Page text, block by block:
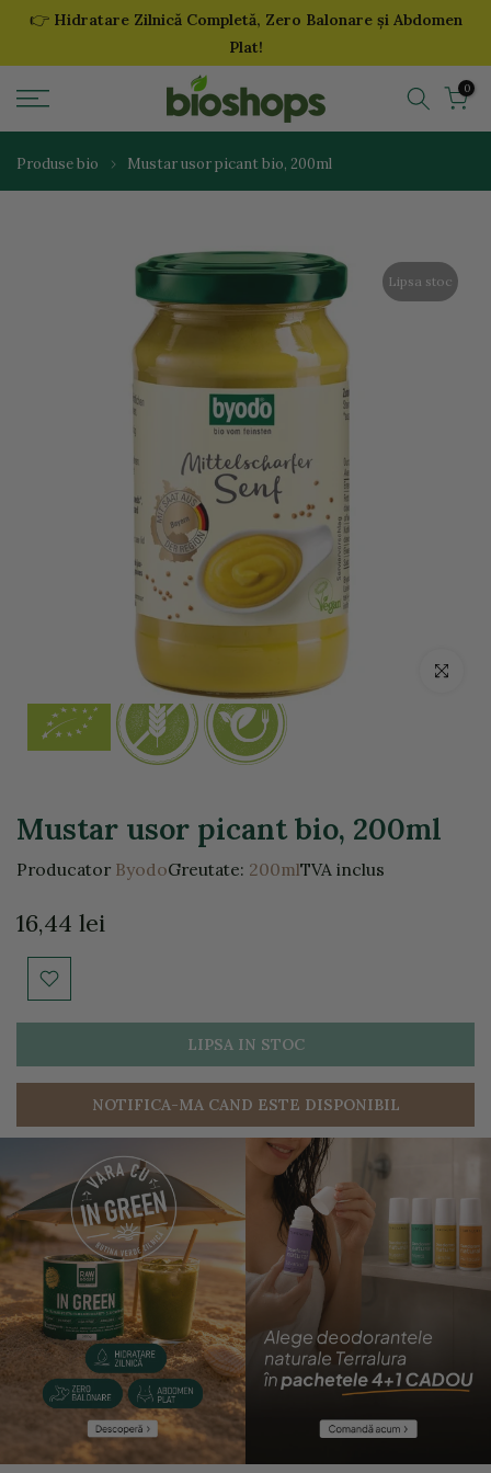
Sari
👉 Hidratare Zilnică Completă, Zero Balonare și Abdomen
Plat!
0
Produse bio Mustar usor picant bio, 200ml
Lipsa stoc
Click
Mustar usor picant bio, 200ml
Producator ByodoGreutate: 200mlTVA inclus
16,44 lei
LIPSA IN STOC
NOTIFICA-MA CAND ESTE DISPONIBIL